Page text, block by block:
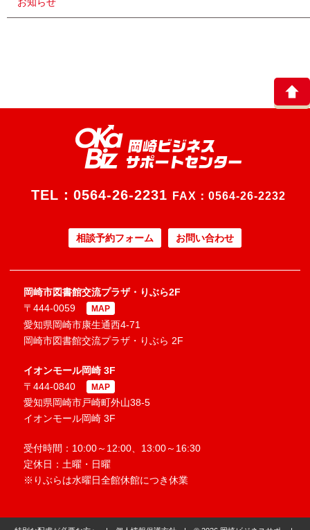
TEL： 0564-26-2231 FAX：0564-26-2232
相談予約フォーム お問い合わせ
岡崎市図書館交流プラザ・りぶら2F
〒444-0059
MAP
愛知県岡崎市康生通西4-71
岡崎市図書館交流プラザ・りぶら 2F
イオンモール岡崎 3F
〒444-0840
MAP
愛知県岡崎市戸崎町外山38-5
イオンモール岡崎 3F
受付時間：10:00～12:00、13:00～16:30
定休日：土曜・日曜
※りぶらは水曜日全館休館につき休業